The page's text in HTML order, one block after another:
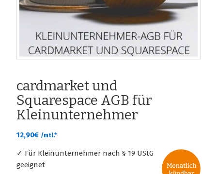
cardmarket und
Squarespace AGB für
Kleinunternehmer
12,90€ /mtl.*
✓ Für Kleinunternehmer nach § 19 UStG
geeignet